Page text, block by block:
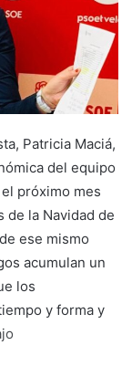
Patricia Maciá,
del equipo
próximo mes
de la Navidad de
ese mismo
acumulan un
los
y forma y